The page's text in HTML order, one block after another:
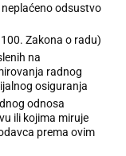
odsustvo
Zakona o radu)
na
radnog
osiguranja
odnosa
ili kojima miruje
prema ovim